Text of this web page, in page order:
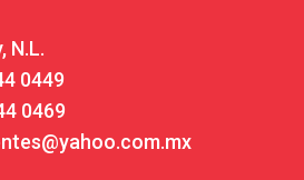
N.L.
0449
0469